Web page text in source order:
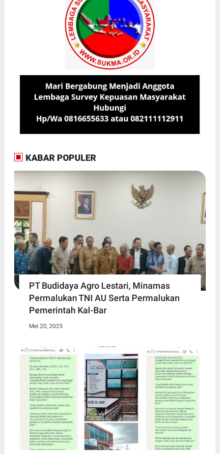
KABAR POPULER
PT Budidaya Agro Lestari, Minamas
Permalukan TNI AU Serta Permalukan
Pemerintah Kal-Bar
Mei 20, 2025